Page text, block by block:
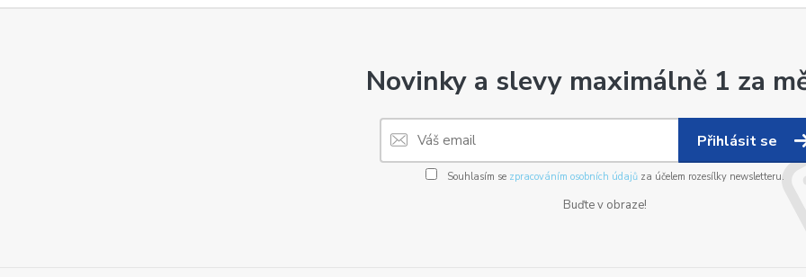
Novinky a slevy maximálně 1 za
Přihlásit se
Souhlasím se zpracováním osobních údajůza účelem rozesílky newsletteru.
Buďte v obraze!